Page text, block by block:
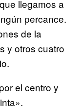
llegamos a
percance.
de la
y otros cuatro
el centro y